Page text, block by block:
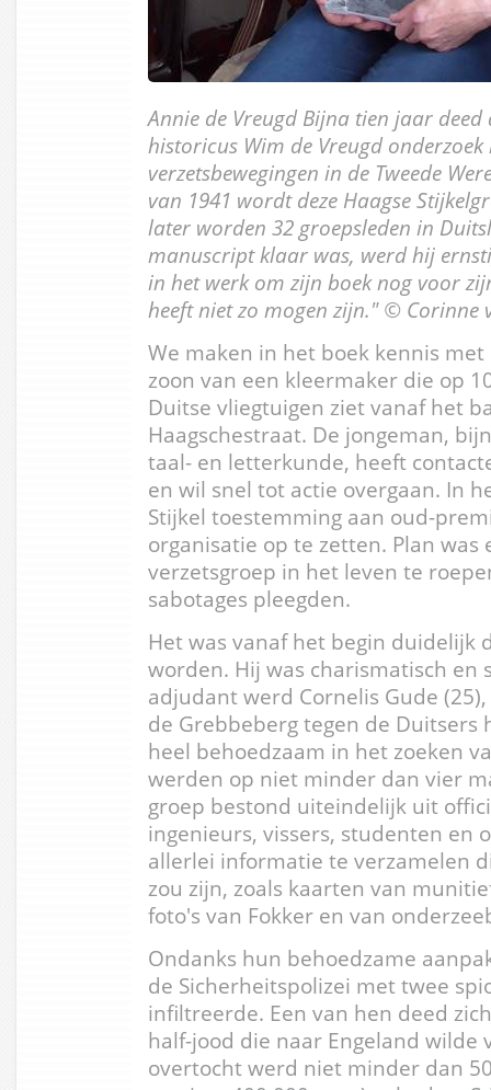
Annie de Vreugd Bijna tien jaar
historicus Wim de Vreugd
verzetsbewegingen in de Tweede
van 1941 wordt deze Haagse
later worden 32 groepsleden in
manuscript klaar was, werd hij
in het werk om zijn boek nog voor
heeft niet zo mogen zijn."© Corinne
We maken in het boek kennis
zoon van een kleermaker die op
Duitse vliegtuigen ziet vanaf het
Haagschestraat. De jongeman,
taal- en letterkunde, heeft
en wil snel tot actie overgaan. In
Stijkel toestemming aan oud-
organisatie op te zetten. Plan was
verzetsgroep in het leven te
sabotages pleegden.
Het was vanaf het begin duidelijk
worden. Hij was charismatisch en
adjudant werd Cornelis Gude
de Grebbeberg tegen de Duitsers
heel behoedzaam in het zoeken
werden op niet minder dan vier
groep bestond uiteindelijk uit
ingenieurs, vissers, studenten en
allerlei informatie te verzamelen
zou zijn, zoals kaarten van
foto's van Fokker en van
Ondanks hun behoedzame
de Sicherheitspolizei met twee
infiltreerde. Een van hen deed
half-jood die naar Engeland wilde
overtocht werd niet minder dan